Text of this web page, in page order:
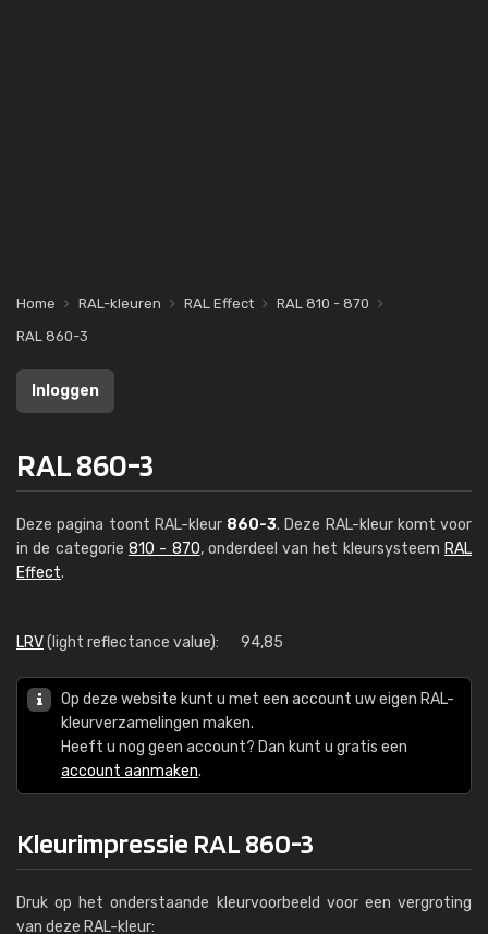
Home RAL-kleuren RAL Effect
RAL 810 - 870
RAL 860-3
Inloggen
RAL 860-3
Deze pagina toont RAL-kleur 860-3. Deze RAL-kleur komt voor
in de categorie 810 - 870, onderdeel van het kleursysteem RAL
Effect.
LRV(light reflectance value): 94,85
Op deze website kunt u met een account uw eigen RAL-
kleurverzamelingen maken.
Heeft u nog geen account? Dan kunt u gratis een
account aanmaken.
Kleurimpressie RAL 860-3
Druk op het onderstaande kleurvoorbeeld voor een vergroting
van deze RAL-kleur: